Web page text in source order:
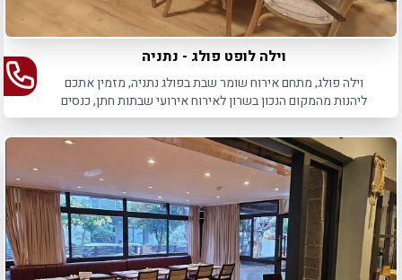
וילה לופט פולג - נתניה
וילה פולג, מתחם אירוח שומר שבת בפולג נתניה, מזמין אתכם
ליהנות מהמקום הנכון בשרון לאירוח אירועי שבתות חתן, כנסים
והרצאות.